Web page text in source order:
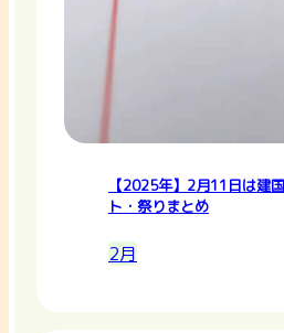
【2025年】2月11日は建
ト・祭りまとめ
2月